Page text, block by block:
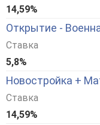
14,59%
Открытие -
Ставка
5,8%
Новостройка +
Ставка
14,59%